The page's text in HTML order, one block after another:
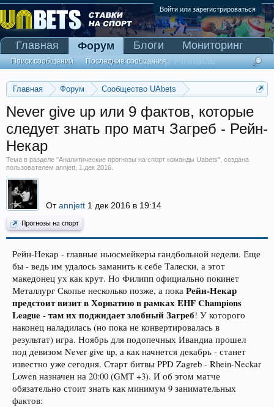
Войти или зарегистрироваться
Главная Форум
Сообщество UAbets
Never give up или 9 фактов, которые
следует знать про матч Загреб - Рейн-
Некар
Тема в разделе "Аналитические прогнозы на спорт команды Uabets", создана
пользователем annjett 1 дек 2016
От annjett 1 дек 2016 в 19:14
Прогнозы на спорт
Рейн-Некар - главные ньюсмейкеры гандбольной недели. Еще
бы - ведь им удалось заманить к себе Талески, а этот
македонец ух как крут. Но Филипп официально покинет
Металлург Скопье несколько позже, а пока Рейн-Некар
предстоит визит в Хорватию в рамках EHF Champions
League - там их поджидает злобный Загреб! У которого
наконец наладилась (но пока не конвертировалась в
результат) игра. Ноябрь для подопечных Ивандиа прошел
под девизом Never give up, а как начнется декабрь - станет
известно уже сегодня. Старт битвы PPD Zagreb - Rhein-Neckar
Lowen назначен на 20:00 (GMT +3). И об этом матче
обязательно стоит знать как минимум 9 занимательных
фактов:
Главная Форум
Поиск сообщений Последние сообщения
Блоги
Мониторинг
Сканер Pinnacle